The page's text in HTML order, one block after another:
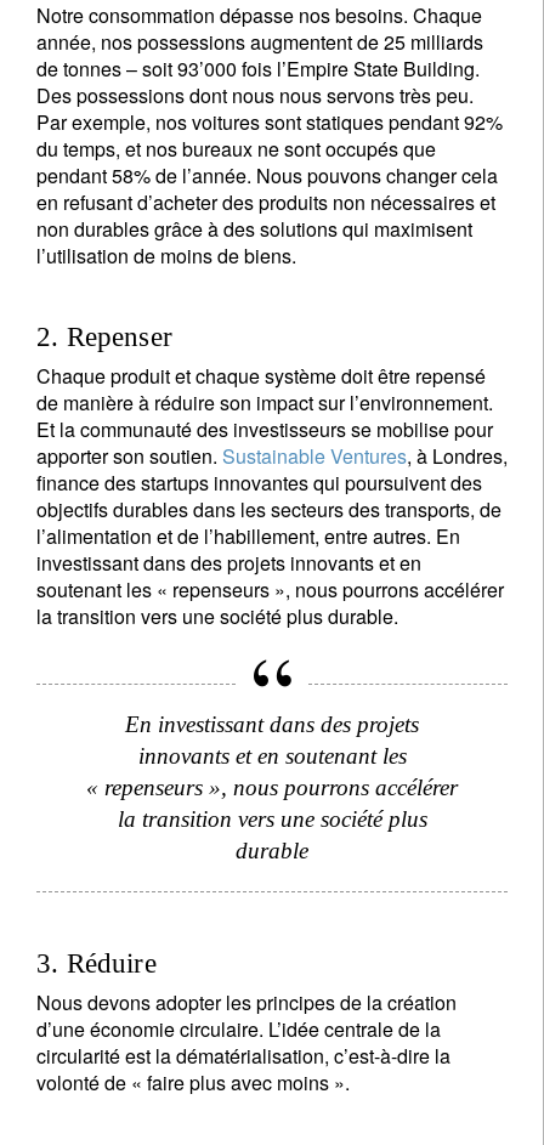
Notre consommation dépasse nos besoins. Chaque
année, nos possessions augmentent de 25 milliards
de tonnes – soit 93’000 fois l’Empire State Building.
Des possessions dont nous nous servons très peu.
Par exemple, nos voitures sont statiques pendant 92%
du temps, et nos bureaux ne sont occupés que
pendant 58% de l’année. Nous pouvons changer cela
en refusant d’acheter des produits non nécessaires et
non durables grâce à des solutions qui maximisent
l’utilisation de moins de biens.
2. Repenser
Chaque produit et chaque système doit être repensé
de manière à réduire son impact sur l’environnement.
Et la communauté des investisseurs se mobilise pour
apporter son soutien. Sustainable Ventures, à Londres,
finance des startups innovantes qui poursuivent des
objectifs durables dans les secteurs des transports, de
l’alimentation et de l’habillement, entre autres. En
investissant dans des projets innovants et en
soutenant les « repenseurs », nous pourrons accélérer
la transition vers une société plus durable.
En investissant dans des projets
innovants et en soutenant les
« repenseurs », nous pourrons accélérer
la transition vers une société plus
durable
3. Réduire
Nous devons adopter les principes de la création
d’une économie circulaire. L’idée centrale de la
circularité est la dématérialisation, c’est-à-dire la
volonté de « faire plus avec moins ».